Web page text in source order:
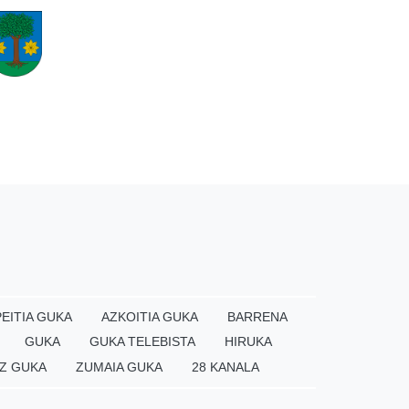
GUKA AZKOITIA GUKA
BARRENA
GUKA
GUKA TELEBISTA
HIRUKA
GUKA
ZUMAIA GUKA 28 KANALA